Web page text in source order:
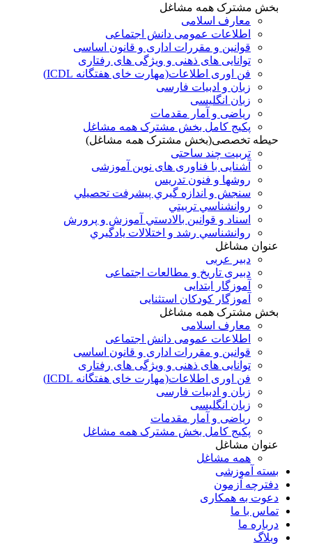
بخش مشترک همه مشاغل
معارف اسلامی
اطلاعات عمومی دانش اجتماعی
قوانین و مقررات اداری و قانون اساسی
توانایی های ذهنی و ویژگی های رفتاری
فن اوری اطلاعات(مهارت خای هفتگانه ICDL)
زبان و ادبیات فارسی
زبان انگلیسی
ریاضی و آمار مقدمات
پکیج کامل بخش مشترک همه مشاغل
حیطه تخصصی(بخش مشترک همه مشاغل)
تربیت چند ساحتی
آشنایی با فناوری های نوین آموزشی
روشها و فنون تدريس
سنجش و اندازه گيري پيشرفت تحصيلي
روانشناسي تربيتي
اسناد و قوانين بالادستي آموزش و پرورش
روانشناسي رشد و اختلالات يادگيري
عنوان مشاغل
دبير عربی
دبیری تاریخ و مطالعات اجتماعی
آموزگار ابتدایی
آموزگار کودکان استثنایی
بخش مشترک همه مشاغل
معارف اسلامی
اطلاعات عمومی دانش اجتماعی
قوانین و مقررات اداری و قانون اساسی
توانایی های ذهنی و ویژگی های رفتاری
فن اوری اطلاعات(مهارت خای هفتگانه ICDL)
زبان و ادبیات فارسی
زبان انگلیسی
ریاضی و آمار مقدمات
پکیج کامل بخش مشترک همه مشاغل
عنوان مشاغل
همه مشاغل
بسته آموزشی
دفترچه آزمون
دعوت به همکاری
تماس با ما
درباره ما
وبلاگ